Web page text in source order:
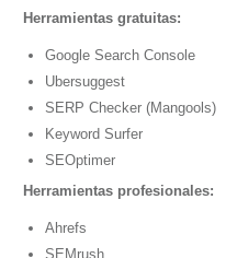
Herramientas gratuitas:
Google Search Console
Ubersuggest
SERP Checker (Mangools)
Keyword Surfer
SEOptimer
Herramientas profesionales:
Ahrefs
SEMrush